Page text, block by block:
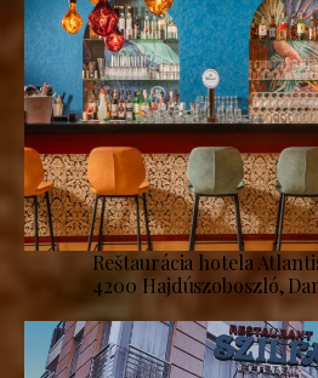
Reštaurácia hotela
4200 Hajdúszoboszló,